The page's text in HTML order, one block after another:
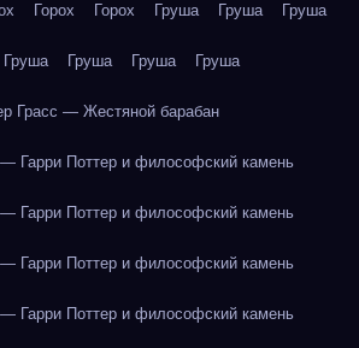
Горох Горох Груша Груша Груша
Груша Груша Груша Груша
Грасс — Жестяной барабан
Гарри Поттер и философский камень
Гарри Поттер и философский камень
Гарри Поттер и философский камень
Гарри Поттер и философский камень